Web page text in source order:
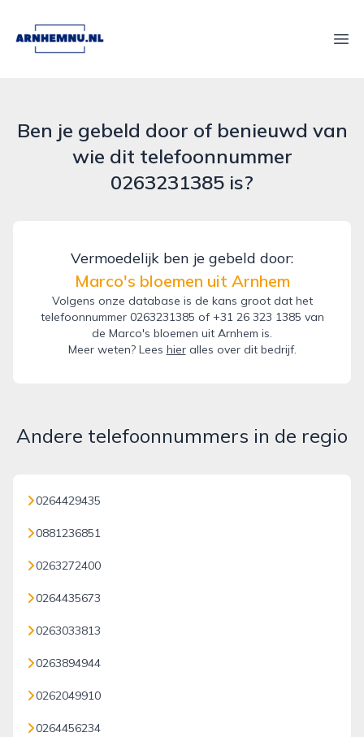
arnhemnu.nl
Ben je gebeld door of benieuwd van
wie dit telefoonnummer
0263231385 is?
Vermoedelijk ben je gebeld door:
Marco's bloemen uit Arnhem
Volgens onze database is de kans groot dat het
telefoonnummer 0263231385 of +31 26 323 1385 van
de Marco's bloemen uit Arnhem is.
Meer weten? Lees hieralles over dit bedrijf.
Andere telefoonnummers in de regio
0264429435
0881236851
0263272400
0264435673
0263033813
0263894944
0262049910
0264456234